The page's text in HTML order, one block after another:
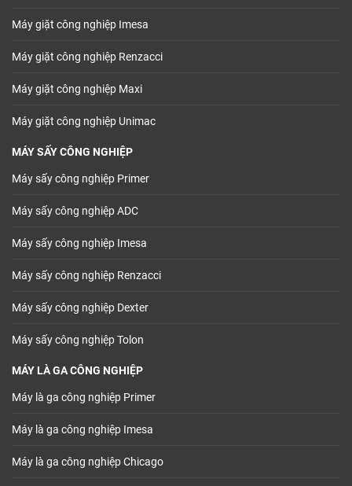
Máy giặt công nghiệp Imesa
Máy giặt công nghiệp Renzacci
Máy giặt công nghiệp Maxi
Máy giặt công nghiệp Unimac
MÁY SẤY CÔNG NGHIỆP
Máy sấy công nghiệp Primer
Máy sấy công nghiệp ADC
Máy sấy công nghiệp Imesa
Máy sấy công nghiệp Renzacci
Máy sấy công nghiệp Dexter
Máy sấy công nghiệp Tolon
MÁY LÀ GA CÔNG NGHIỆP
Máy là ga công nghiệp Primer
Máy là ga công nghiệp Imesa
Máy là ga công nghiệp Chicago